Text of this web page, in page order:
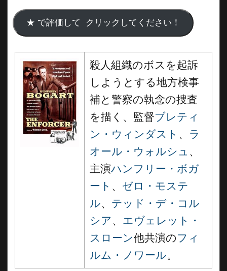
殺人組織のボスを起訴
しようとする地方検事
補と警察の執念の捜査
を描く、監督ブレティ
ン・ウィンダスト 、 ラ
オール・ウォルシュ 、
主演ハンフリー・ボガ
ート 、 ゼロ・モステ
ル、 テッド・デ・コル
シア、 エヴェレット・
スローン他共演のフィ
ルム・ノワール。